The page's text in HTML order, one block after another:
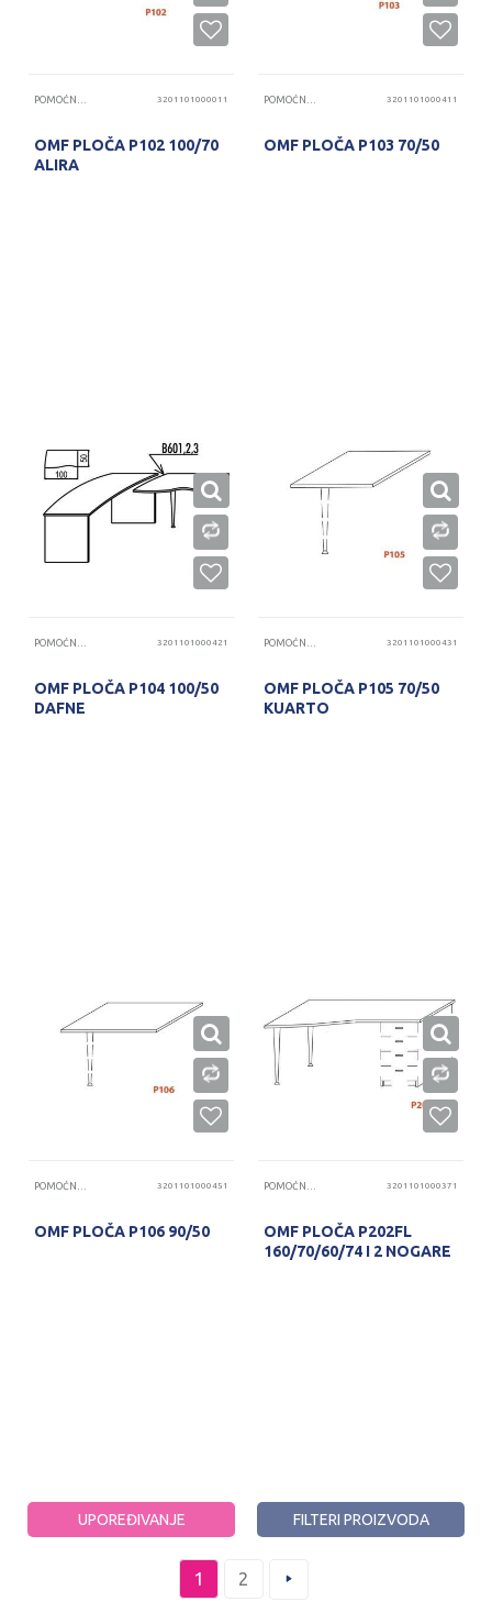
POMOĆNE PLOČE 3201101000011
OMF PLOČA P102 100/70
ALIRA
POMOĆNE PLOČE 3201101000411
OMF PLOČA P103 70/50
POMOĆNE PLOČE 3201101000421
OMF PLOČA P104 100/50
DAFNE
POMOĆNE PLOČE 3201101000431
OMF PLOČA P105 70/50
KUARTO
POMOĆNE PLOČE 3201101000451
OMF PLOČA P106 90/50
POMOĆNE PLOČE 3201101000371
OMF PLOČA P202FL
160/70/60/74 I 2 NOGARE
UPOREĐIVANJE FILTERI PROIZVODA
1 2